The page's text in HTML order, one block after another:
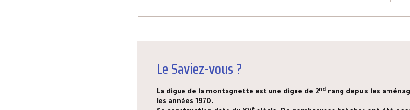
Le Saviez-vous ?
La digue de la montagnette est une digue de 2nd rang depuis les
les années 1970.
e